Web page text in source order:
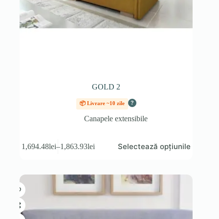
GOLD 2
📦 Livrare ~10 zile ?
Canapele extensibile
1,694.48lei–1,863.93lei
Interval
1,694.48lei
până
la
Selectează opțiunile
produs
multe
variații.
Opțiunile
pot